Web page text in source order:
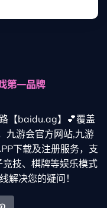
【baidu.ag】💕覆盖
九游会官方网站,九游
下载及注册服务，支
技、棋牌等娱乐模式
解决您的疑问！